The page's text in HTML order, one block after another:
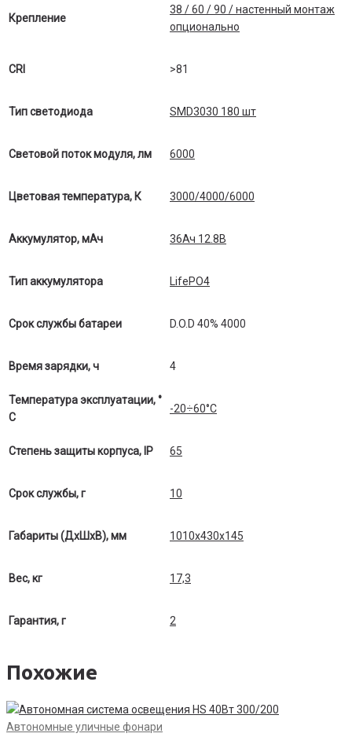
Крепление
38 / 60 / 90 / настенный монтаж
опционально
CRI >81
Тип светодиода SMD3030 180 шт
Световой поток модуля, лм 6000
Цветовая температура, К 3000/4000/6000
Аккумулятор, мАч 36Ач 12.8В
Тип аккумулятора LifePO4
Срок службы батареи D.O.D 40% 4000
Время зарядки, ч 4
Температура эксплуатации, °
С
-20÷60°C
Степень защиты корпуса, IP 65
Срок службы, г 10
Габариты (ДхШхВ), мм 1010х430х145
Вес, кг 17,3
Гарантия, г 2
Похожие
Автономные уличные фонари